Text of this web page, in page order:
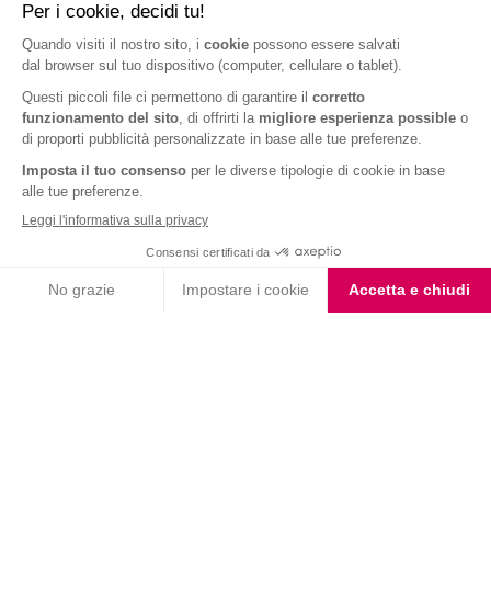
Barrette Extra Protein
Vaniglia Smoothie